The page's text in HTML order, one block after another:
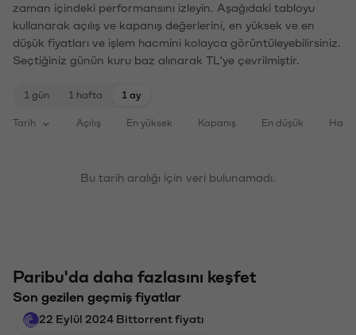
zaman içindeki performansını izleyin. Aşağıdaki tabloyu
kullanarak açılış ve kapanış değerlerini, en yüksek ve en
düşük fiyatları ve işlem hacmini kolayca görüntüleyebilirsiniz.
Seçtiğiniz günün kuru baz alınarak TL'ye çevrilmiştir.
1 gün 1 hafta 1 ay
Tarih Açılış En yüksek Kapanış En düşük
Bu tarih aralığı için veri bulunamadı.
Paribu'da daha fazlasını keşfet
Son gezilen geçmiş fiyatlar
22 Eylül 2024 Bittorrent fiyatı